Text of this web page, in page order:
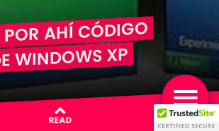
AHÍ CÓDIGO
WINDOWS XP
READ